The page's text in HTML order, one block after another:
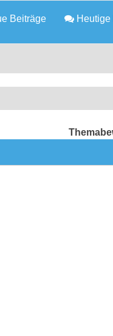
Beiträge